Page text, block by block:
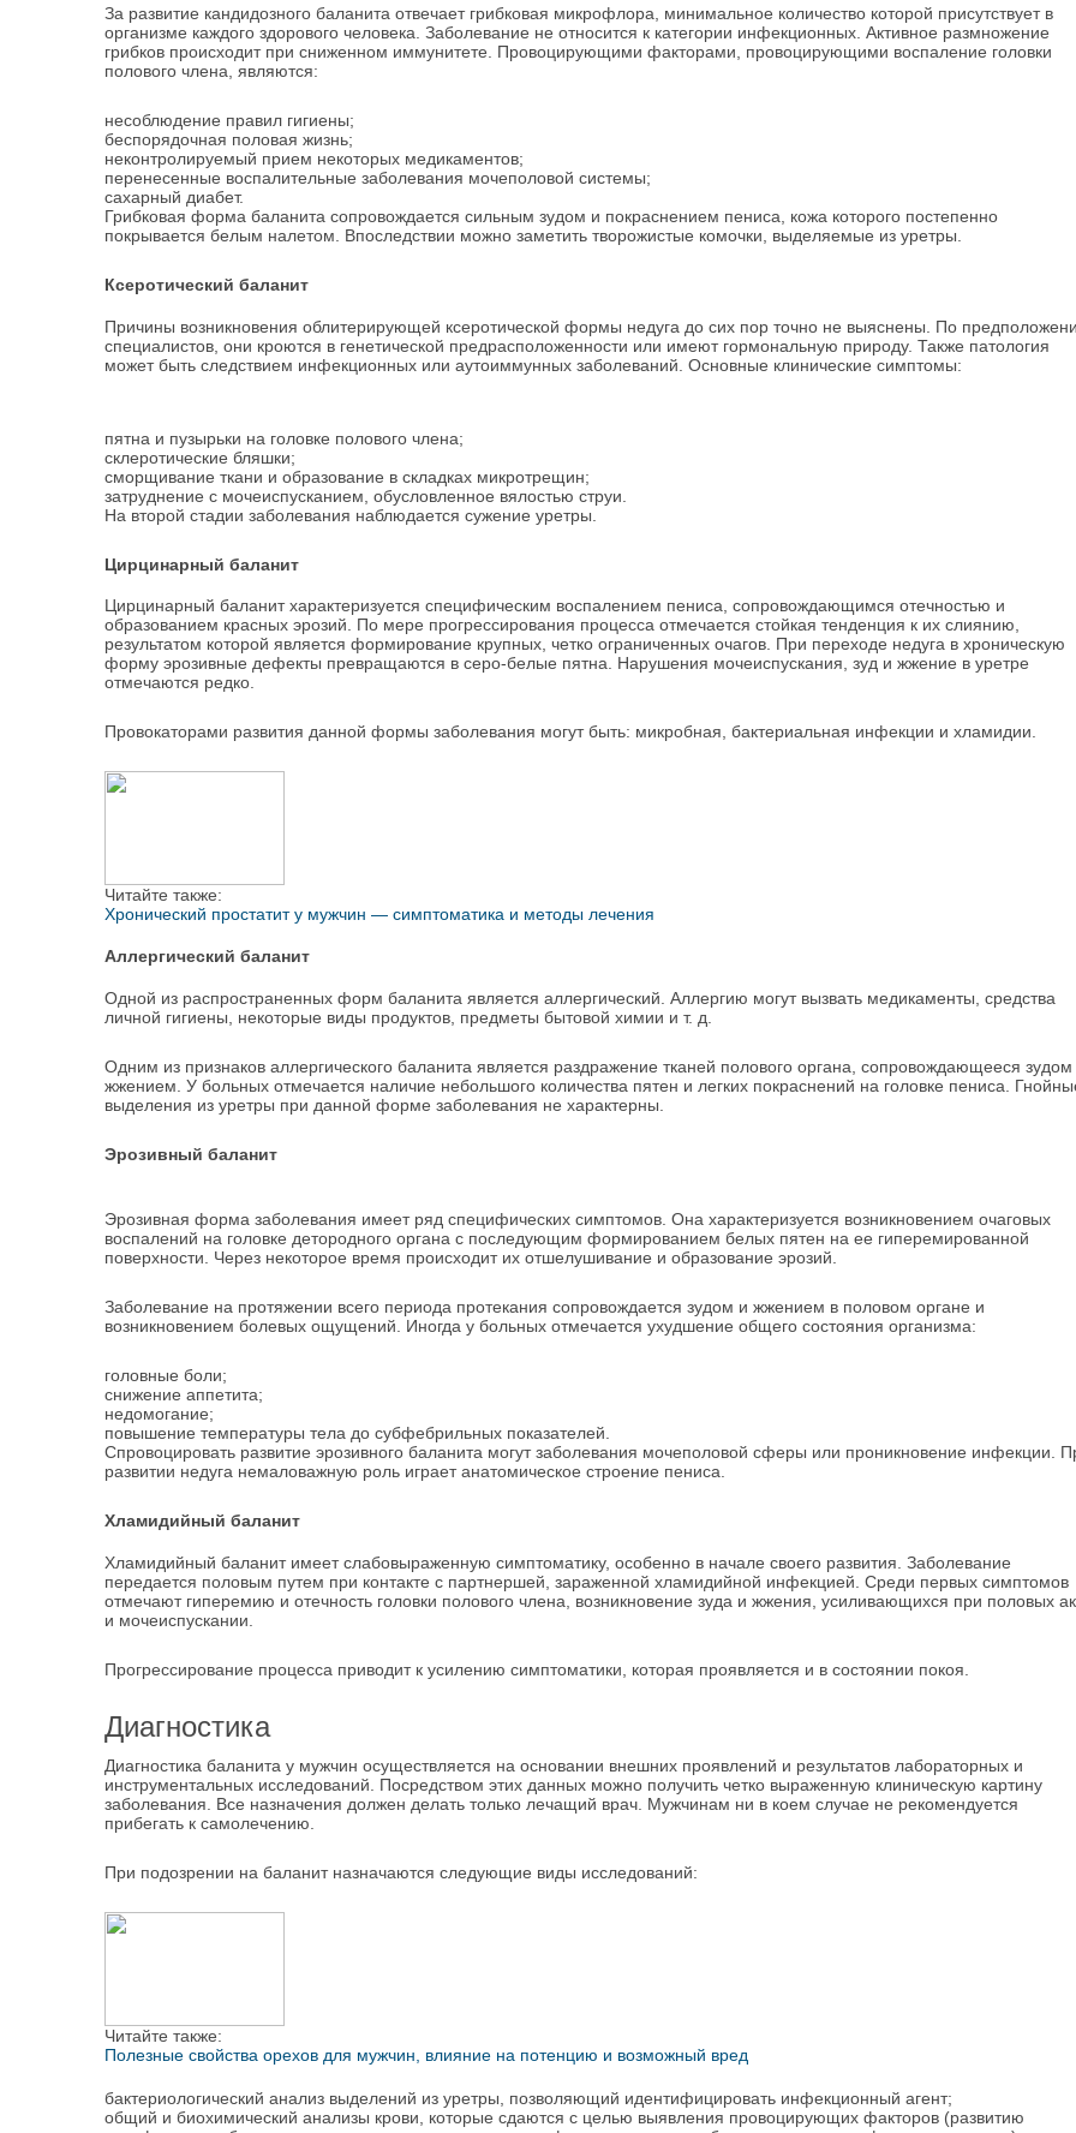
За развитие кандидозного баланита отвечает грибковая микрофлора, минимальное количество которой присутствует в
организме каждого здорового человека. Заболевание не относится к категории инфекционных. Активное размножение
грибков происходит при сниженном иммунитете. Провоцирующими факторами, провоцирующими воспаление головки
полового члена, являются:
несоблюдение правил гигиены;
беспорядочная половая жизнь;
неконтролируемый прием некоторых медикаментов;
перенесенные воспалительные заболевания мочеполовой системы;
сахарный диабет.
Грибковая форма баланита сопровождается сильным зудом и покраснением пениса, кожа которого постепенно
покрывается белым налетом. Впоследствии можно заметить творожистые комочки, выделяемые из уретры.
Ксеротический баланит
Причины возникновения облитерирующей ксеротической формы недуга до сих пор точно не выяснены. По
специалистов, они кроются в генетической предрасположенности или имеют гормональную природу. Также патология
может быть следствием инфекционных или аутоиммунных заболеваний. Основные клинические симптомы:
пятна и пузырьки на головке полового члена;
склеротические бляшки;
сморщивание ткани и образование в складках микротрещин;
затруднение с мочеиспусканием, обусловленное вялостью струи.
На второй стадии заболевания наблюдается сужение уретры.
Цирцинарный баланит
Цирцинарный баланит характеризуется специфическим воспалением пениса, сопровождающимся отечностью и
образованием красных эрозий. По мере прогрессирования процесса отмечается стойкая тенденция к их слиянию,
результатом которой является формирование крупных, четко ограниченных очагов. При переходе недуга в хроническую
форму эрозивные дефекты превращаются в серо-белые пятна. Нарушения мочеиспускания, зуд и жжение в уретре
отмечаются редко.
Провокаторами развития данной формы заболевания могут быть: микробная, бактериальная инфекции и хламидии.
Читайте также:
Хронический простатит у мужчин — симптоматика и методы лечения
Аллергический баланит
Одной из распространенных форм баланита является аллергический. Аллергию могут вызвать медикаменты, средства
личной гигиены, некоторые виды продуктов, предметы бытовой химии и т. д.
Одним из признаков аллергического баланита является раздражение тканей полового органа, сопровождающееся зудом
жжением. У больных отмечается наличие небольшого количества пятен и легких покраснений на головке пениса.
выделения из уретры при данной форме заболевания не характерны.
Эрозивный баланит
Эрозивная форма заболевания имеет ряд специфических симптомов. Она характеризуется возникновением очаговых
воспалений на головке детородного органа c последующим формированием белых пятен на ее гиперемированной
поверхности. Через некоторое время происходит их отшелушивание и образование эрозий.
Заболевание на протяжении всего периода протекания сопровождается зудом и жжением в половом органе и
возникновением болевых ощущений. Иногда у больных отмечается ухудшение общего состояния организма:
головные боли;
снижение аппетита;
недомогание;
повышение температуры тела до субфебрильных показателей.
Спровоцировать развитие эрозивного баланита могут заболевания мочеполовой сферы или проникновение инфекции.
развитии недуга немаловажную роль играет анатомическое строение пениса.
Хламидийный баланит
Хламидийный баланит имеет слабовыраженную симптоматику, особенно в начале своего развития. Заболевание
передается половым путем при контакте с партнершей, зараженной хламидийной инфекцией. Среди первых симптомов
отмечают гиперемию и отечность головки полового члена, возникновение зуда и жжения, усиливающихся при половых
и мочеиспускании.
Прогрессирование процесса приводит к усилению симптоматики, которая проявляется и в состоянии покоя.
Диагностика
Диагностика баланита у мужчин осуществляется на основании внешних проявлений и результатов лабораторных и
инструментальных исследований. Посредством этих данных можно получить четко выраженную клиническую картину
заболевания. Все назначения должен делать только лечащий врач. Мужчинам ни в коем случае не рекомендуется
прибегать к самолечению.
При подозрении на баланит назначаются следующие виды исследований:
Читайте также:
Полезные свойства орехов для мужчин, влияние на потенцию и возможный вред
бактериологический анализ выделений из уретры, позволяющий идентифицировать инфекционный агент;
общий и биохимический анализы крови, которые сдаются с целью выявления провоцирующих факторов (развитию